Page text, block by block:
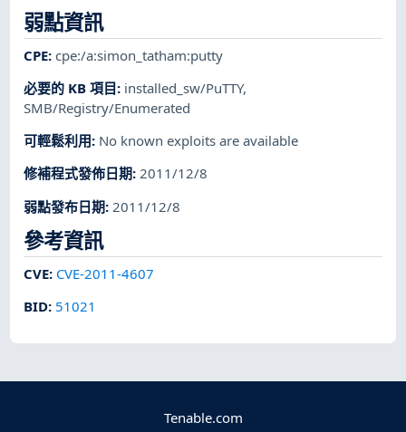
弱點資訊
CPE:cpe:/a:simon_tatham:putty
必要的 KB 項目: installed_sw/PuTTY,
SMB/Registry/Enumerated
可輕鬆利用: No known exploits are available
修補程式發佈日期:2011/12/8
弱點發布日期: 2011/12/8
參考資訊
CVE: CVE-2011-4607
BID: 51021
Tenable.com